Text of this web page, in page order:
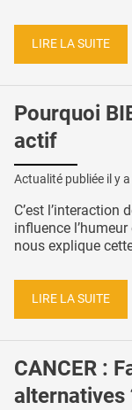
LIRE LA SUITE
Pourquoi
actif
Actualité publiée il y a
C’est
influence
nous explique
LIRE LA SUITE
CANCER :
alternatives